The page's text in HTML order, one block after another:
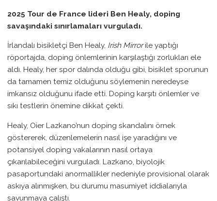
2025 Tour de France lideri Ben Healy, doping
savaşındaki sınırlamaları vurguladı.
İrlandalı bisikletçi Ben Healy, Irish Mirrorile yaptığı
röportajda, doping önlemlerinin karşılaştığı zorlukları ele
aldı. Healy, her spor dalında olduğu gibi, bisiklet sporunun
da tamamen temiz olduğunu söylemenin neredeyse
imkansız olduğunu ifade etti. Doping karşıtı önlemler ve
sıkı testlerin önemine dikkat çekti.
Healy, Oier Lazkano’nun doping skandalını örnek
göstererek, düzenlemelerin nasıl işe yaradığını ve
potansiyel doping vakalarının nasıl ortaya
çıkarılabileceğini vurguladı. Lazkano, biyolojik
pasaportundaki anormallikler nedeniyle provisional olarak
askıya alınmışken, bu durumu masumiyet iddialarıyla
savunmaya çalıştı.